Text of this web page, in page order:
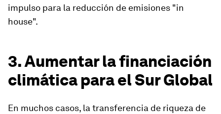
impulso para la reducción de emisiones "in
house".
3. Aumentar la financiación
climática para el Sur Global
En muchos casos, la transferencia de riqueza de